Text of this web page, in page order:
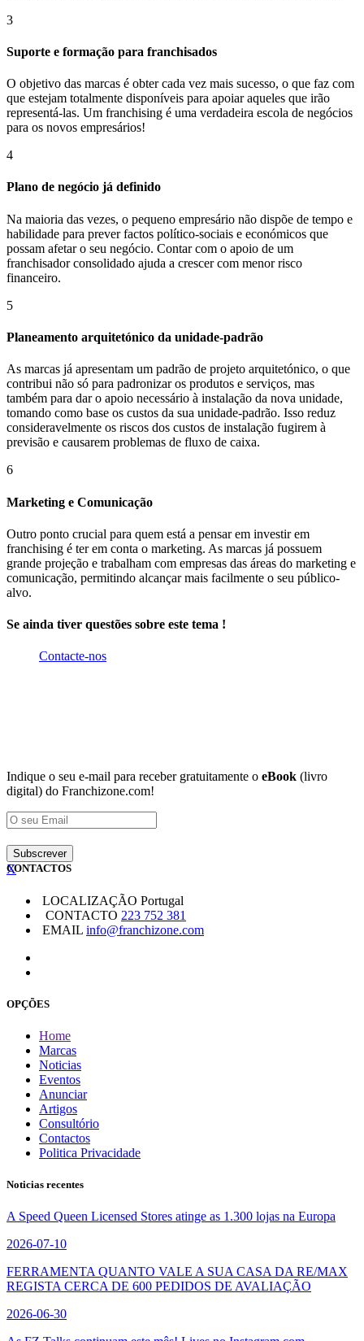
3
Suporte e formação para franchisados
O objetivo das marcas é obter cada vez mais sucesso, o que faz com
que estejam totalmente disponíveis para apoiar aqueles que irão
representá-las. Um franchising é uma verdadeira escola de negócios
para os novos empresários!
4
Plano de negócio já definido
Na maioria das vezes, o pequeno empresário não dispõe de tempo e
habilidade para prever factos político-sociais e económicos que
possam afetar o seu negócio. Contar com o apoio de um
franchisador consolidado ajuda a crescer com menor risco
financeiro.
5
Planeamento arquitetónico da unidade-padrão
As marcas já apresentam um padrão de projeto arquitetónico, o que
contribui não só para padronizar os produtos e serviços, mas
também para dar o apoio necessário à instalação da nova unidade,
tomando como base os custos da sua unidade-padrão. Isso reduz
consideravelmente os riscos dos custos de instalação fugirem à
previsão e causarem problemas de fluxo de caixa.
6
Marketing e Comunicação
Outro ponto crucial para quem está a pensar em investir em
franchising é ter em conta o marketing. As marcas já possuem
grande projeção e trabalham com empresas das áreas do marketing e
comunicação, permitindo alcançar mais facilmente o seu público-
alvo.
Se ainda tiver questões sobre este tema !
Contacte-nos
Indique o seu e-mail para receber gratuitamente o eBook (livro
digital) do Franchizone.com!
X
CONTACTOS
LOCALIZAÇÃO Portugal
CONTACTO 223 752 381
EMAIL info@franchizone.com
OPÇÕES
Home
Marcas
Noticias
Eventos
Anunciar
Artigos
Consultório
Contactos
Politica Privacidade
Noticias recentes
A Speed Queen Licensed Stores atinge as 1.300 lojas na Europa
2026-07-10
FERRAMENTA QUANTO VALE A SUA CASA DA RE/MAX
REGISTA CERCA DE 600 PEDIDOS DE AVALIAÇÃO
2026-06-30